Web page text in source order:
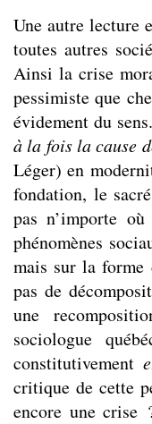
Une autre lecture
toutes autres
Ainsi la crise
pessimiste que
évidement du
à la fois la cause
Léger) en
fondation, le
pas n’importe
phénomènes
mais sur la forme
pas de
une
sociologue
constitutivement
critique de cette
encore une crise